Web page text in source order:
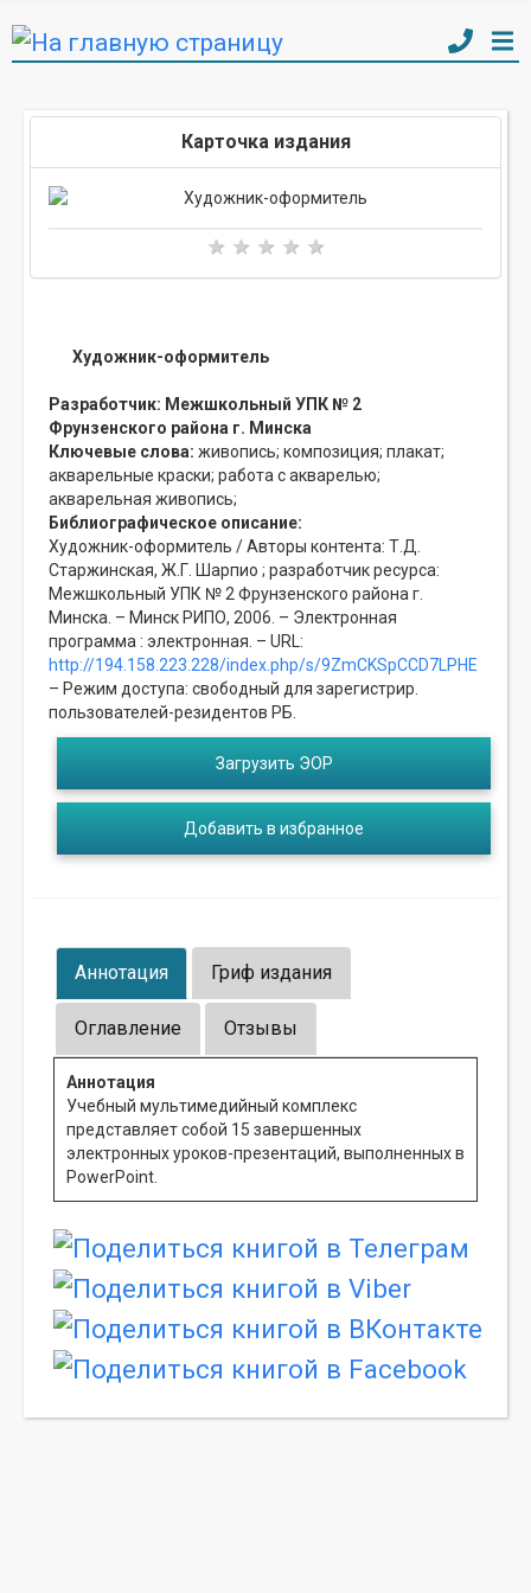
Карточка издания
Художник-оформитель
Разработчик: Межшкольный УПК № 2
Фрунзенского района г. Минска
Ключевые слова: живопись; композиция; плакат;
акварельные краски; работа с акварелью;
акварельная живопись;
Библиографическое описание:
Художник-оформитель / Авторы контента: Т.Д.
Старжинская, Ж.Г. Шарпио ; разработчик ресурса:
Межшкольный УПК № 2 Фрунзенского района г.
Минска. – Минск РИПО, 2006. – Электронная
программа : электронная. – URL:
http://194.158.223.228/index.php/s/9ZmCKSpCCD7LPHE
– Режим доступа: свободный для зарегистрир.
пользователей-резидентов РБ.
Загрузить ЭОР
Добавить в избранное
Аннотация Гриф издания
Оглавление Отзывы
Аннотация
Учебный мультимедийный комплекс
представляет собой 15 завершенных
электронных уроков-презентаций, выполненных в
PowerPoint.